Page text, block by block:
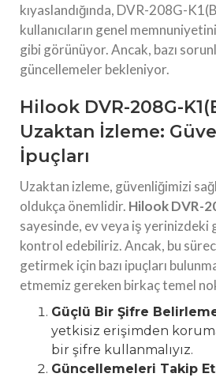
kıyaslandığında, DVR-208G-
kullanıcıların genel
gibi görünüyor. Ancak, bazı
güncellemeler bekleniyor.
Hilook DVR-208G-
Uzaktan İzleme:
İpuçları
Uzaktan izleme, güvenliğimizi
oldukça önemlidir. Hilook DVR-
sayesinde, ev veya iş yerinizdeki
kontrol edebiliriz. Ancak, bu
getirmek için bazı ipuçları
etmemiz gereken birkaç temel
Güçlü Bir Şifre
yetkisiz erişimden
bir şifre kullanmalıyız.
Güncellemeleri Takip